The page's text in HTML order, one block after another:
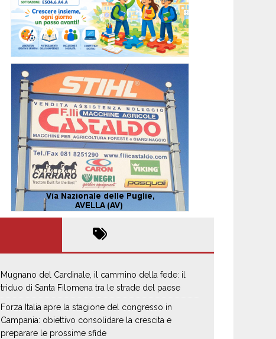
Mugnano del Cardinale, il cammino della fede: il
triduo di Santa Filomena tra le strade del paese
Forza Italia apre la stagione del congresso in
Campania: obiettivo consolidare la crescita e
preparare le prossime sfide